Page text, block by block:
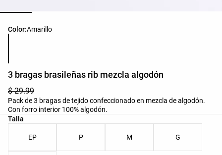
Color:Amarillo
Lista de colores del producto
3 bragas brasileñas rib mezcla algodón
$ 29.99
Pack de 3 bragas de tejido confeccionado en mezcla de algodón.
Con forro interior 100% algodón.
Talla
Lista de tallas del producto
EP P M G